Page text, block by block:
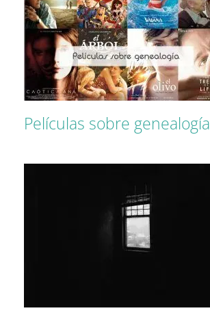
Películas sobre genealogía